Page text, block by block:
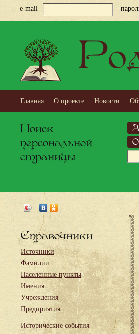
e-mail
Главная О проекте Новости
Поиск
персональной
страницы
А
О
Справочники
Источники
Фамилии
Населенные пункты
Имения
Учреждения
Предприятия
Исторические события